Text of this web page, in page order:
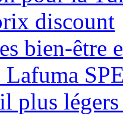
discount
bien-être
Lafuma
plus